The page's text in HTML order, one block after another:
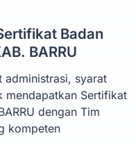
Badan
BARRU
administrasi, syarat
mendapatkan Sertifikat
dengan Tim
kompeten